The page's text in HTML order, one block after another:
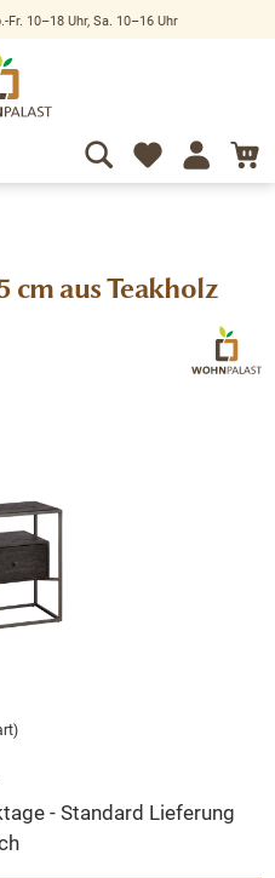
Fr. 10–18 Uhr, Sa. 10–16 Uhr
cm aus Teakholz
- Standard Lieferung